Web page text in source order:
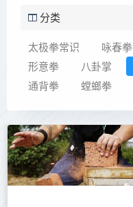
分类
太极拳常识 咏春拳
形意拳
八卦掌
通背拳
螳螂拳